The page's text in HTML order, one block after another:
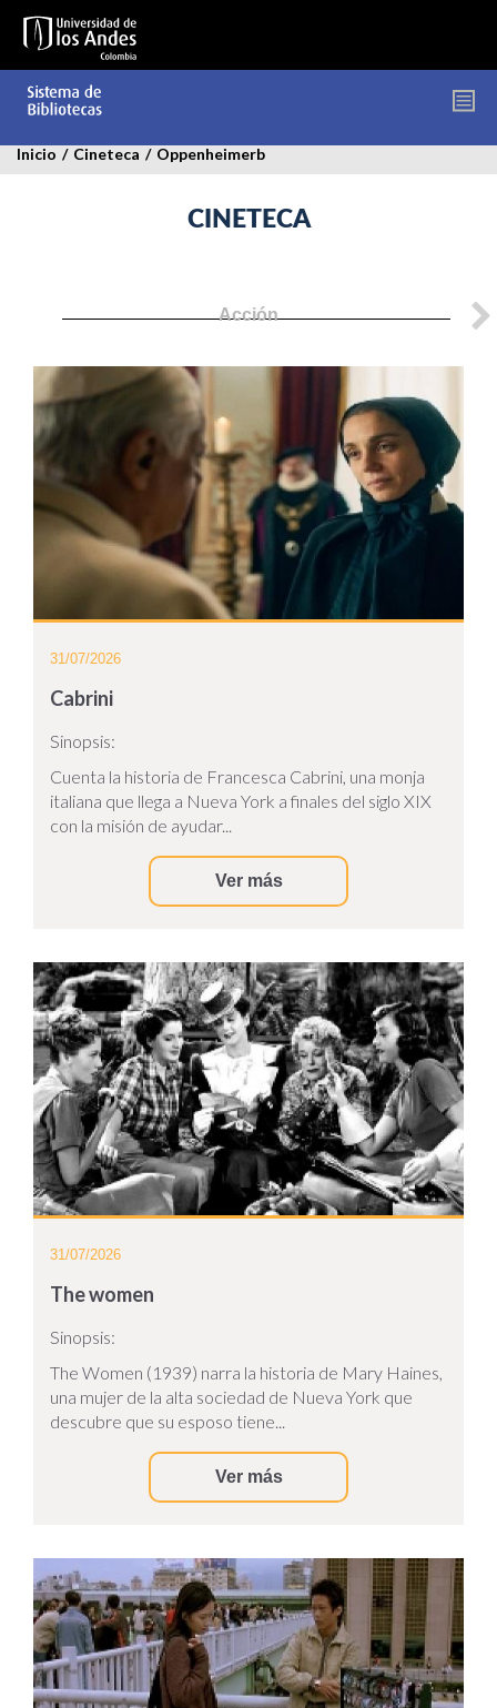
contenido
Inicio / Cineteca / Oppenheimerb
CINETECA
Acción
31/07/2026
Cabrini
Sinopsis:
Cuenta la historia de Francesca Cabrini, una monja
italiana que llega a Nueva York a finales del siglo XIX
con la misión de ayudar...
Ver más
31/07/2026
The women
Sinopsis:
The Women (1939) narra la historia de Mary Haines,
una mujer de la alta sociedad de Nueva York que
descubre que su esposo tiene...
Ver más